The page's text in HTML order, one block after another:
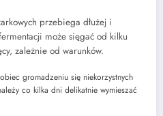
przebiega dłużej i
może sięgać od kilku
zależnie od warunków.
gromadzeniu się niekorzystnych
co kilka dni delikatnie wymieszać